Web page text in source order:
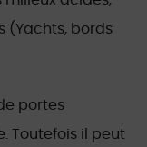
(Yachts, bords
portes
Toutefois il peut